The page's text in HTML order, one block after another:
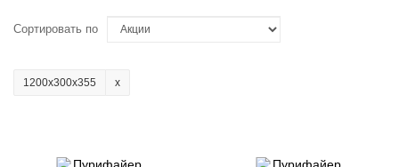
Сортировать по
1200х300х355